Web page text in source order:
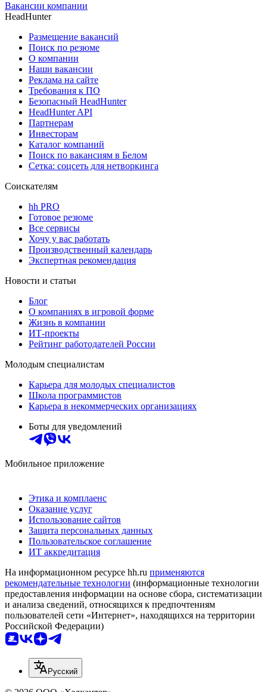
Вакансии компании
HeadHunter
Размещение вакансий
Поиск по резюме
О компании
Наши вакансии
Реклама на сайте
Требования к ПО
Безопасный HeadHunter
HeadHunter API
Партнерам
Инвесторам
Каталог компаний
Поиск по вакансиям в Белом
Сетка: соцсеть для нетворкинга
Соискателям
hh PRO
Готовое резюме
Все сервисы
Хочу у вас работать
Производственный календарь
Экспертная рекомендация
Новости и статьи
Блог
О компаниях в игровой форме
Жизнь в компании
ИТ-проекты
Рейтинг работодателей России
Молодым специалистам
Карьера для молодых специалистов
Школа программистов
Карьера в некоммерческих организациях
Боты для уведомлений
Мобильное приложение
Этика и комплаенс
Оказание услуг
Использование сайтов
Защита персональных данных
Пользовательское соглашение
ИТ аккредитация
На информационном ресурсе hh.ru применяются
рекомендательные технологии (информационные технологии
предоставления информации на основе сбора, систематизации
и анализа сведений, относящихся к предпочтениям
пользователей сети «Интернет», находящихся на территории
Российской Федерации)
Русский